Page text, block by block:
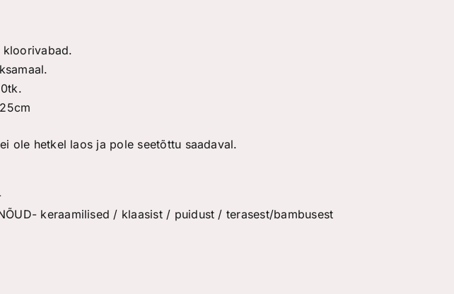
ole hetkel laos ja pole seetõttu saadaval.
keraamilised / klaasist / puidust / terasest/bambusest